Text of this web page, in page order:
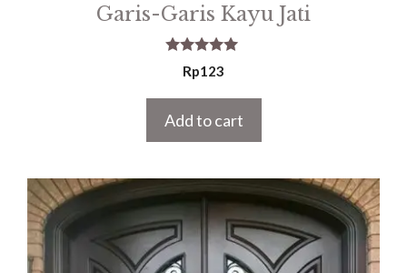
Garis-Garis Kayu Jati
5.00
out of 5
Rp123
Add to cart